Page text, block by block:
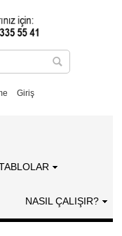
Giriş
NASIL ÇALIŞIR?